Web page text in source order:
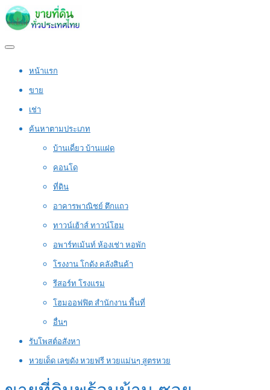
หน้าแรก
ขาย
เช่า
ค้นหาตามประเภท
บ้านเดี่ยว บ้านแฝด
คอนโด
ที่ดิน
อาคารพาณิชย์ ตึกแถว
ทาวน์เฮ้าส์ ทาวน์โฮม
อพาร์ทเม้นท์ ห้องเช่า หอพัก
โรงงาน โกดัง คลังสินค้า
รีสอร์ท โรงแรม
โฮมออฟฟิต สำนักงาน พื้นที่
อื่นๆ
รับโพสต์อสังหา
หวยเด็ด เลขดัง หวยฟรี หวยแม่นๆ สูตรหวย